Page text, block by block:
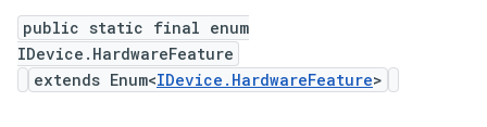
public static final enum
IDevice.HardwareFeature
extends Enum<IDevice.HardwareFeature>